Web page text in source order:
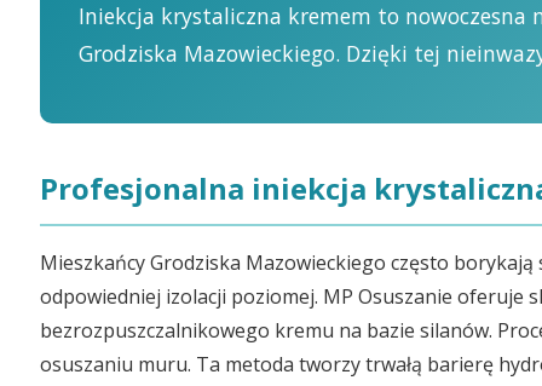
Iniekcja krystaliczna kremem to
Grodziska Mazowieckiego. Dzięki tej
Profesjonalna iniekcja
Mieszkańcy Grodziska Mazowieckiego często
odpowiedniej izolacji poziomej. MP Osuszanie oferuje
bezrozpuszczalnikowego kremu na bazie silanów.
osuszaniu muru. Ta metoda tworzy trwałą barierę